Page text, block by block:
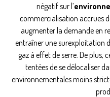
négatif sur l’
commercialisation accrues
augmenter la demande en
entraîner une surexploitation
gaz à effet de serre. De plus,
tentées de se délocaliser
environnementales moins